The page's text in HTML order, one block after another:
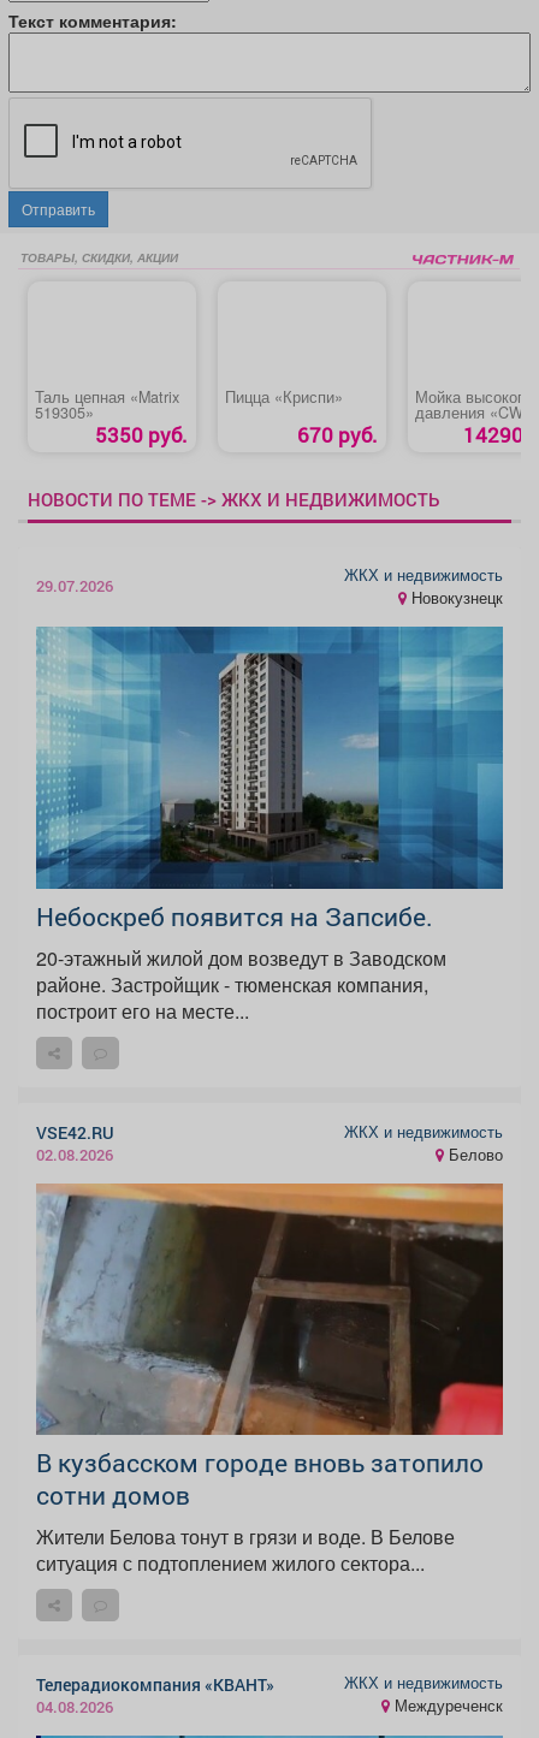
Текст комментария:
Отправить
ТОВАРЫ, СКИДКИ, АКЦИИ
Таль цепная «Matrix
519305»
5350 руб.
Пицца «Криспи»
670 руб.
Мойка высокого
давления «CW-
2501EI CARVER»
14290
НОВОСТИ ПО ТЕМЕ -> ЖКХ И НЕДВИЖИМОСТЬ
29.07.2026
ЖКХ и недвижимость
Новокузнецк
Небоскреб появится на Запсибе.
20-этажный жилой дом возведут в Заводском
районе. Застройщик - тюменская компания,
построит его на месте...
VSE42.RU
02.08.2026
ЖКХ и недвижимость
Белово
В кузбасском городе вновь затопило
сотни домов
Жители Белова тонут в грязи и воде. В Белове
ситуация с подтоплением жилого сектора...
Телерадиокомпания «КВАНТ»
04.08.2026
ЖКХ и недвижимость
Междуреченск